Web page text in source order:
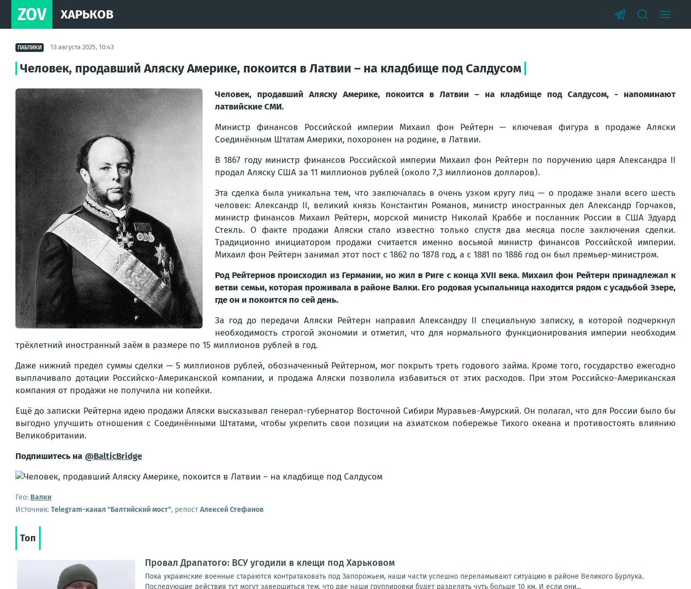
ZOV ХАРЬКОВ
ПАБЛИКИ 13 августа 2025, 10:43
Человек, продавший Аляску Америке, покоится в Латвии – на кладбище под Салдусом
Человек, продавший Аляску Америке, покоится в Латвии – на кладбище под Салдусом, - напоминают
латвийские СМИ.
Министр финансов Российской империи Михаил фон Рейтерн — ключевая фигура в продаже Аляски
Соединённым Штатам Америки, похоронен на родине, в Латвии.
В 1867 году министр финансов Российской империи Михаил фон Рейтерн по поручению царя Александра II
продал Аляску США за 11 миллионов рублей (около 7,3 миллионов долларов).
Эта сделка была уникальна тем, что заключалась в очень узком кругу лиц — о продаже знали всего шесть
человек: Александр II, великий князь Константин Романов, министр иностранных дел Александр Горчаков,
министр финансов Михаил Рейтерн, морской министр Николай Краббе и посланник России в США Эдуард
Стекль. О факте продажи Аляски стало известно только спустя два месяца после заключения сделки.
Традиционно инициатором продажи считается именно восьмой министр финансов Российской империи.
Михаил фон Рейтерн занимал этот пост с 1862 по 1878 год, а с 1881 по 1886 год он был премьер-министром.
Род Рейтернов происходил из Германии, но жил в Риге с конца XVII века. Михаил фон Рейтерн принадлежал к
ветви семьи, которая проживала в районе Валки. Его родовая усыпальница находится рядом с усадьбой Эзере,
где он и покоится по сей день.
За год до передачи Аляски Рейтерн направил Александру II специальную записку, в которой подчеркнул
необходимость строгой экономии и отметил, что для нормального функционирования империи необходим
трёхлетний иностранный заём в размере по 15 миллионов рублей в год.
Даже нижний предел суммы сделки — 5 миллионов рублей, обозначенный Рейтерном, мог покрыть треть годового займа. Кроме того, государство ежегодно
выплачивало дотации Российско-Американской компании, и продажа Аляски позволила избавиться от этих расходов. При этом Российско-Американская
компания от продажи не получила ни копейки.
Ещё до записки Рейтерна идею продажи Аляски высказывал генерал-губернатор Восточной Сибири Муравьев-Амурский. Он полагал, что для России было бы
выгодно улучшить отношения с Соединёнными Штатами, чтобы укрепить свои позиции на азиатском побережье Тихого океана и противостоять влиянию
Великобритании.
Подпишитесь на @BalticBridge
Гео: Валки
Источник: Telegram-канал "Балтийский мост", репостАлексей Стефанов
Топ
Провал Драпатого: ВСУ угодили в клещи под Харьковом
Пока украинские военные стараются контратаковать под Запорожьем, наши части успешно переламывают ситуацию в районе Великого Бурлука.
Последующие действия тут могут завершиться тем, что две наши группировки будет разделять чуть больше 10 км. И если они...